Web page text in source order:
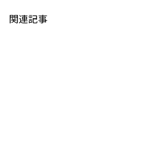
関連記事